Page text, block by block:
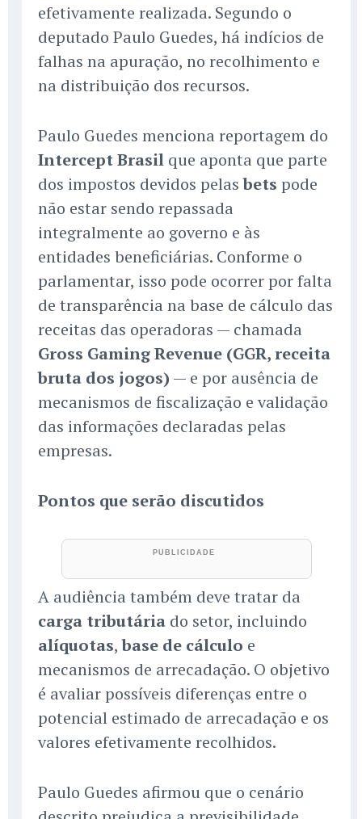
efetivamente realizada. Segundo o
deputado Paulo Guedes, há indícios de
falhas na apuração, no recolhimento e
na distribuição dos recursos.
Paulo Guedes menciona reportagem do
Intercept Brasil que aponta que parte
dos impostos devidos pelasbets pode
não estar sendo repassada
integralmente ao governo e às
entidades beneficiárias. Conforme o
parlamentar, isso pode ocorrer por falta
de transparência na base de cálculo das
receitas das operadoras — chamada
Gross Gaming Revenue (GGR, receita
bruta dos jogos) — e por ausência de
mecanismos de fiscalização e validação
das informações declaradas pelas
empresas.
Pontos que serão discutidos
A audiência também deve tratar da
carga tributária do setor, incluindo
alíquotas,base de cálculo e
mecanismos de arrecadação. O objetivo
é avaliar possíveis diferenças entre o
potencial estimado de arrecadação e os
valores efetivamente recolhidos.
Paulo Guedes afirmou que o cenário